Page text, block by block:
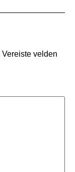
Vereiste velden